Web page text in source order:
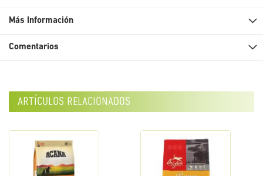
Más Información
Comentarios
artículos relacionados